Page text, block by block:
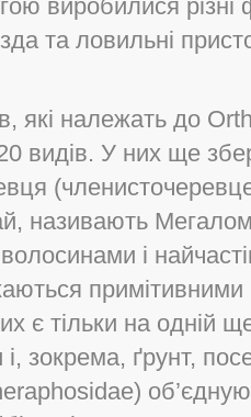
виробилися
та ловильні
які належать до
видів. У них ще
називають
волосинами і
є тільки на одній
і, зокрема, ґрунт,